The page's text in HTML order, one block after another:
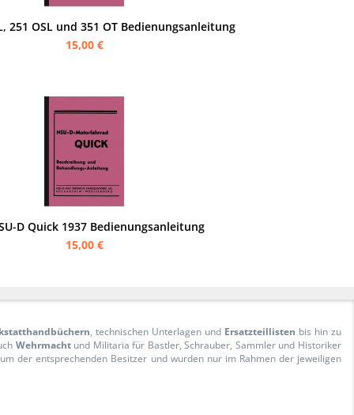
251 OSL und 351 OT Bedienungsanleitung
15,00 €
D Quick 1937 Bedienungsanleitung
15,00 €
, technischen Unterlagen und Ersatzteillisten bis hin zu
Wehrmachtund Militaria für Bastler, Schrauber, Sammler und Historiker
der entsprechenden Besitzer und wurden nur im Rahmen der jeweiligen